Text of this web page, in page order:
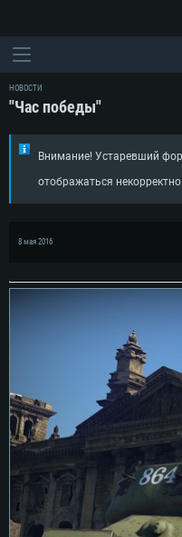
НОВОСТИ
"Час победы"
Внимание! Устаревший
отображаться некорректно.
8 мая 2016